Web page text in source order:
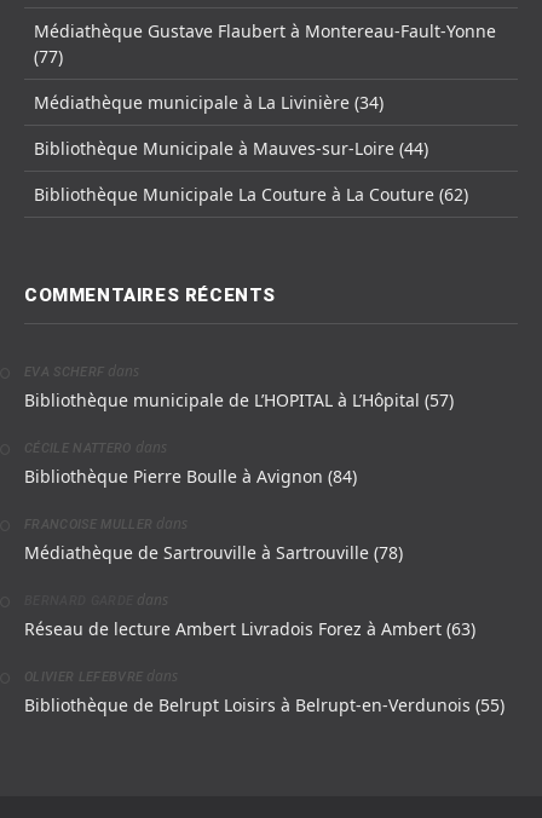
Médiathèque Gustave Flaubert à Montereau-Fault-Yonne
(77)
Médiathèque municipale à La Livinière (34)
Bibliothèque Municipale à Mauves-sur-Loire (44)
Bibliothèque Municipale La Couture à La Couture (62)
COMMENTAIRES RÉCENTS
EVA SCHERF dans
Bibliothèque municipale de L’HOPITAL à L’Hôpital (57)
CÉCILE NATTERO dans
Bibliothèque Pierre Boulle à Avignon (84)
FRANCOISE MULLER dans
Médiathèque de Sartrouville à Sartrouville (78)
dans
Réseau de lecture Ambert Livradois Forez à Ambert (63)
OLIVIER LEFEBVRE dans
Bibliothèque de Belrupt Loisirs à Belrupt-en-Verdunois (55)